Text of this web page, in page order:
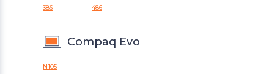
386 486
Compaq Evo
N105